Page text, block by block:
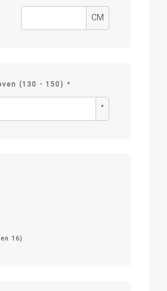
CM
(130 - 150) *
°
16)